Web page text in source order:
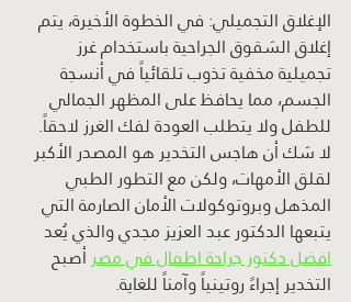
الإغلاق التجميلي: في الخطوة الأخيرة، يتم
إغلاق الشقوق الجراحية باستخدام غرز
تجميلية مخفية تذوب تلقائياً في أنسجة
الجسم، مما يحافظ على المظهر الجمالي
للطفل ولا يتطلب العودة لفك الغرز لاحقاً.
لا شك أن هاجس التخدير هو المصدر الأكبر
لقلق الأمهات، ولكن مع التطور الطبي
المذهل وبروتوكولات الأمان الصارمة التي
يتبعها الدكتور عبد العزيز مجدي والذي يُعد
افضل دكتور جراحة اطفال في مصر أصبح
التخدير إجراءً روتينياً وآمناً للغاية.